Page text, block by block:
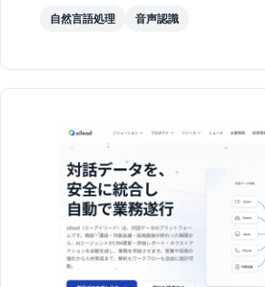
自然言語処理
音声認識